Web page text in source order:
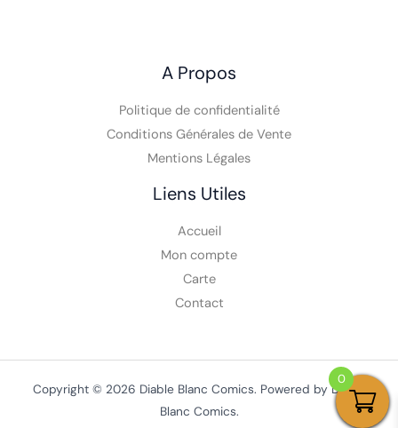
A Propos
Politique de confidentialité
Conditions Générales de Vente
Mentions Légales
Liens Utiles
Accueil
Mon compte
Carte
Contact
Copyright © 2026 Diable Blanc Comics. Powered by Diable
Blanc Comics.
0